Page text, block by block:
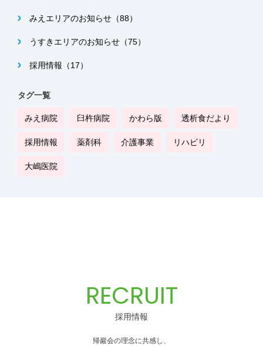
みえエリアのお知らせ（88）
うすきエリアのお知らせ（75）
採用情報（17）
タグ一覧
みえ病院 臼杵病院 かわら版 透析食だより
採用情報 薬剤科 介護事業 リハビリ
大嶋医院
RECRUIT
採用情報
帰巖会の理念に共感し、